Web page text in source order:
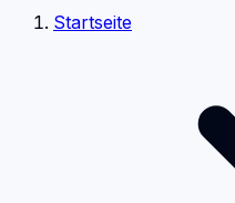
Startseite